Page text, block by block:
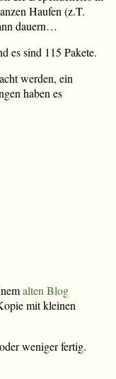
Haufen (z.T.
dauern…
es sind 115 Pakete.
werden, ein
haben es
alten Blog
mit kleinen
weniger fertig.